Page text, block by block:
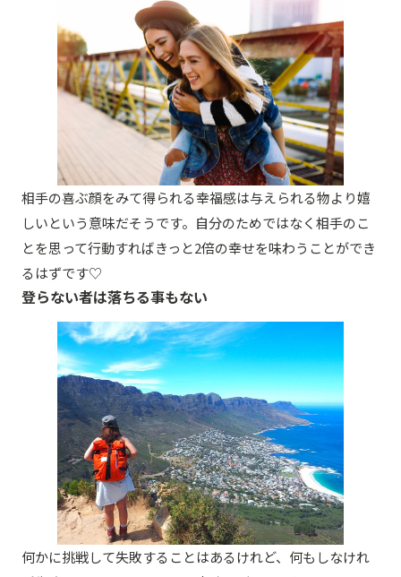
相手の喜ぶ顔をみて得られる幸福感は与えられる物より嬉
しいという意味だそうです。自分のためではなく相手のこ
とを思って行動すればきっと2倍の幸せを味わうことができ
るはずです♡
登らない者は落ちる事もない
何かに挑戦して失敗することはあるけれど、何もしなけれ